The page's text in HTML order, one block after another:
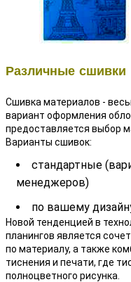
Различные сшивки
Сшивка материалов -
вариант оформления
предоставляется выбор
Варианты сшивок:
стандартные
менеджеров)
по вашему
Новой тенденцией в
планингов является
по материалу, а также
тиснения и печати, где
полноцветного рисунка.